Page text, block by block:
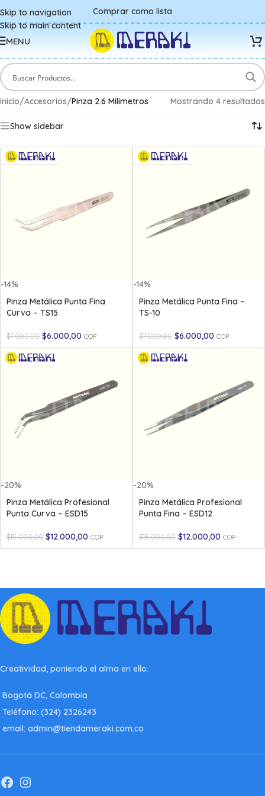
Skip to navigation
Skip to main content
Comprar como lista
MENU
Inicio/Accesorios/Pinza 2.6 Milimetros Mostrando 4 resultados
Show sidebar
-14%
Pinza Metálica Punta Fina
Curva – TS15
$7.000,00 $6.000,00 COP
-14%
Pinza Metálica Punta Fina –
TS-10
$7.000,00 $6.000,00 COP
-20%
Pinza Metálica Profesional
Punta Curva – ESD15
$15.000,00 $12.000,00 COP
-20%
Pinza Metálica Profesional
Punta Fina – ESD12
$15.000,00 $12.000,00 COP
Creatividad, poniendo el alma en ello.
Bogotá DC, Colombia
Teléfono: (324) 2326243
email: admin@tiendameraki.com.co